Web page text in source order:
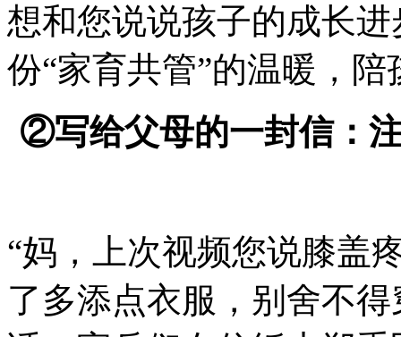
想和您说说孩子的成长
份“家育共管”的温暖，
②写给父母的一封信：
“妈，上次视频您说膝盖
了多添点衣服，别舍不